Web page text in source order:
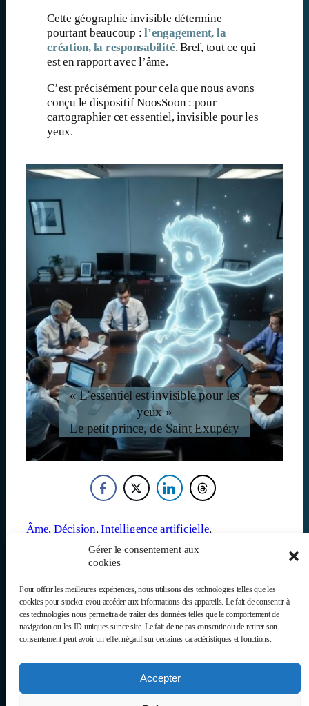
Gérer le consentement aux
cookies
Pour offrir les meilleures expériences, nous utilisons des technologies telles que les
cookies pour stocker et/ou accéder aux informations des appareils. Le fait de consentir à
ces technologies nous permettra de traiter des données telles que le comportement de
navigation ou les ID uniques sur ce site. Le fait de ne pas consentir ou de retirer son
consentement peut avoir un effet négatif sur certaines caractéristiques et fonctions.
Accepter
Cette géographie invisible détermine
pourtant beaucoup :l’engagement, la
création, la responsabilité. Bref, tout ce qui
est en rapport avec l’âme.
C’est précisément pour cela que nous avons
conçu le dispositif NoosSoon : pour
cartographier cet essentiel, invisible pour les
yeux.
« L’essentiel est invisible pour les
yeux »
Le petit prince, de Saint Exupéry
Âme, Décision, Intelligence artificielle
Représentation , Topographie Word embedding
PrécédentSuivant
Donnez voix à ce
qui divise,
Donnez relief à
Newsletter
S’abonne